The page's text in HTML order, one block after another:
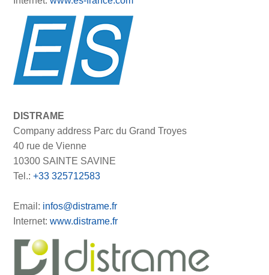
DISTRAME
Company address Parc du Grand Troyes
40 rue de Vienne
10300 SAINTE SAVINE
Tel.:+33 325712583
Email: infos@distrame.fr
Internet:www.distrame.fr